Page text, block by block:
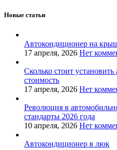
Новые статьи
Автокондиционер на
17 апреля, 2026 Нет
Сколько стоит
стоимость
17 апреля, 2026 Нет
Революция в
стандарты 2026 года
10 апреля, 2026 Нет
Автокондиционер в люк